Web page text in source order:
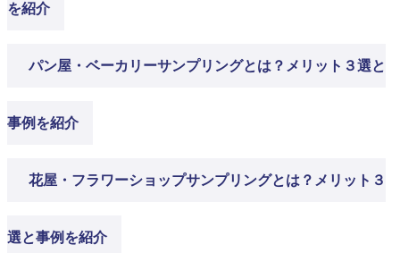
を紹介
パン屋・ベーカリーサンプリングとは？メリット３選と
事例を紹介
花屋・フラワーショップサンプリングとは？メリット３
選と事例を紹介